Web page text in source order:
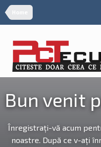
Bun venit
Înregistrați-vă acum
noastre. După ce v-ați